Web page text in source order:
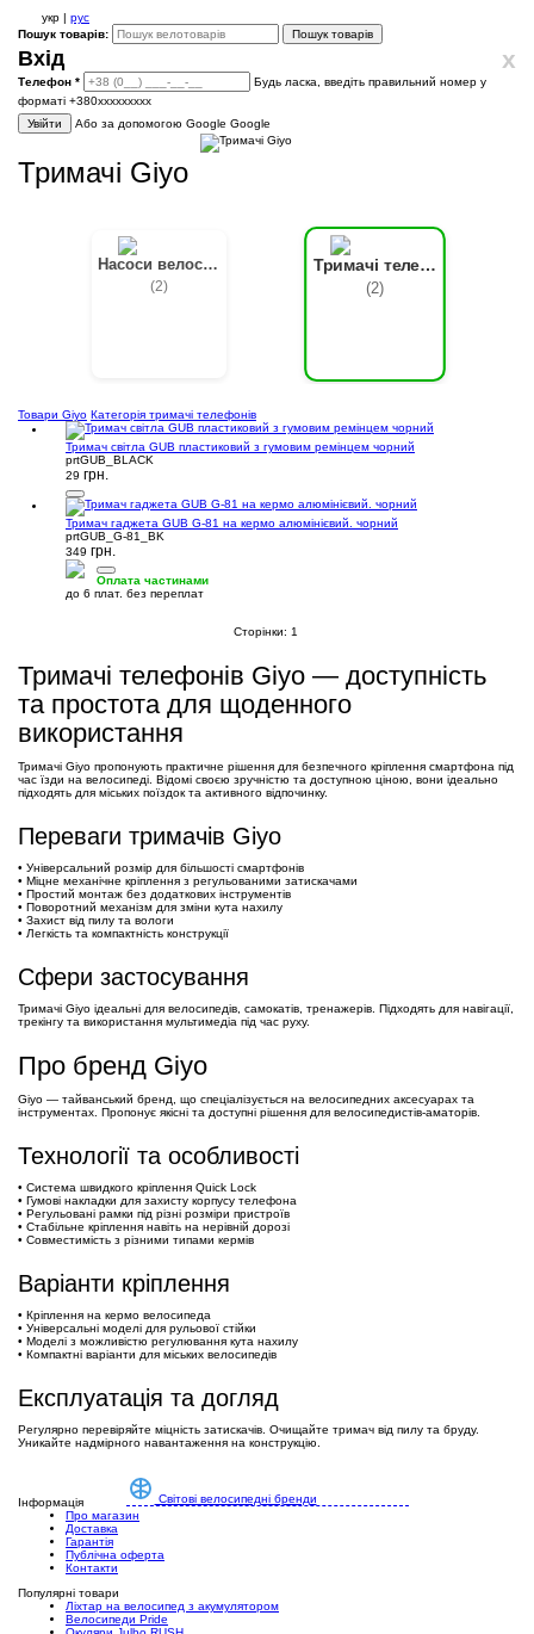
укр | рус
Пошук товарів:
Пошук товарів
x
Вхід
Телефон *
Будь ласка, введіть правильний номер у
форматі +380ххххххххх
Увійти
Або за допомогою Google Google
Тримачі Giyo
Насоси велосипедні
(2)
Тримачі телефонів
(2)
Товари Giyo Категорія тримачі телефонів
Тримач світла GUB пластиковий з гумовим ремінцем чорний
prtGUB_BLACK
29 грн.
Тримач гаджета GUB G-81 на кермо алюмінієвий. чорний
prtGUB_G-81_BK
349 грн.
Оплата частинами
до 6 плат. без переплат
Сторінки: 1
Тримачі телефонів Giyo — доступність
та простота для щоденного
використання
Тримачі Giyo пропонують практичне рішення для безпечного кріплення смартфона під
час їзди на велосипеді. Відомі своєю зручністю та доступною ціною, вони ідеально
підходять для міських поїздок та активного відпочинку.
Переваги тримачів Giyo
• Універсальний розмір для більшості смартфонів
• Міцне механічне кріплення з регульованими затискачами
• Простий монтаж без додаткових інструментів
• Поворотний механізм для зміни кута нахилу
• Захист від пилу та вологи
• Легкість та компактність конструкції
Сфери застосування
Тримачі Giyo ідеальні для велосипедів, самокатів, тренажерів. Підходять для навігації,
трекінгу та використання мультимедіа під час руху.
Про бренд Giyo
Giyo — тайванський бренд, що спеціалізується на велосипедних аксесуарах та
інструментах. Пропонує якісні та доступні рішення для велосипедистів-аматорів.
Технології та особливості
• Система швидкого кріплення Quick Lock
• Гумові накладки для захисту корпусу телефона
• Регульовані рамки під різні розміри пристроїв
• Стабільне кріплення навіть на нерівній дорозі
• Совместимість з різними типами кермів
Варіанти кріплення
• Кріплення на кермо велосипеда
• Універсальні моделі для рульової стійки
• Моделі з можливістю регулювання кута нахилу
• Компактні варіанти для міських велосипедів
Експлуатація та догляд
Регулярно перевіряйте міцність затискачів. Очищайте тримач від пилу та бруду.
Уникайте надмірного навантаження на конструкцію.
Світові велосипедні бренди
Інформація
Про магазин
Доставка
Гарантія
Публічна оферта
Контакти
Популярні товари
Ліхтар на велосипед з акумулятором
Велосипеди Pride